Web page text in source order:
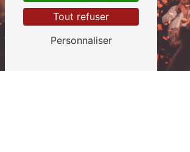
Tout refuser
Personnaliser